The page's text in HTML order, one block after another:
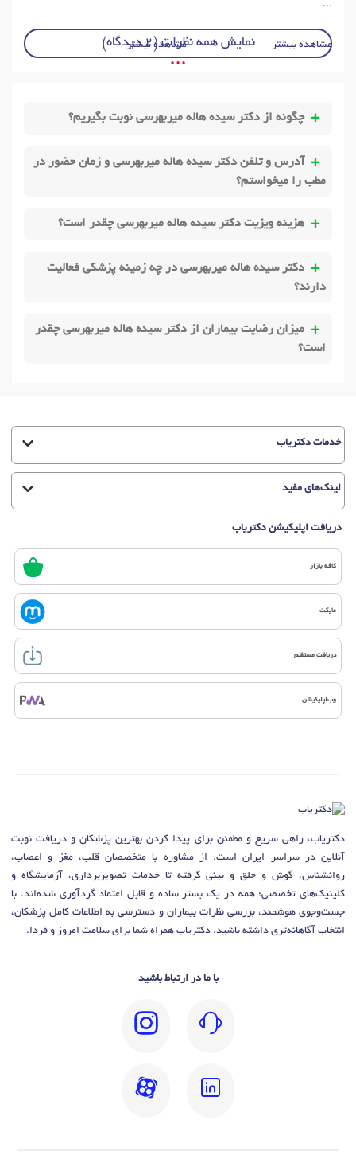
...
مشاهده بیشتر مشاهده بیشتر
نمایش همه نظرات (2 دیدگاه)
• • •
چگونه از دکتر سیده هاله میربهرسی نوبت بگیریم؟
آدرس و تلفن دکتر سیده هاله میربهرسی و زمان حضور در
مطب را میخواستم؟
هزینه ویزیت دکتر سیده هاله میربهرسی چقدر است؟
دکتر سیده هاله میربهرسی در چه زمینه پزشکی فعالیت
دارند؟
میزان رضایت بیماران از دکتر سیده هاله میربهرسی چقدر
است؟
خدمات دکتریاب
لینک‌های مفید
دریافت اپلیکیشن دکتریاب
کافه بازار
مایکت
دریافت مستقیم
وب‌اپلیکیشن
دکتریاب، راهی سریع و مطمئن برای پیدا کردن بهترین پزشکان و دریافت نوبت
آنلاین در سراسر ایران است. از مشاوره با متخصصان قلب، مغز و اعصاب،
روانشناس، گوش و حلق و بینی گرفته تا خدمات تصویربرداری، آزمایشگاه و
کلینیک‌های تخصصی؛ همه در یک بستر ساده و قابل اعتماد گردآوری شده‌اند. با
جست‌وجوی هوشمند، بررسی نظرات بیماران و دسترسی به اطلاعات کامل پزشکان،
انتخاب آگاهانه‌تری داشته باشید. دکتریاب همراه شما برای سلامت امروز و فردا.
با ما در ارتباط باشید